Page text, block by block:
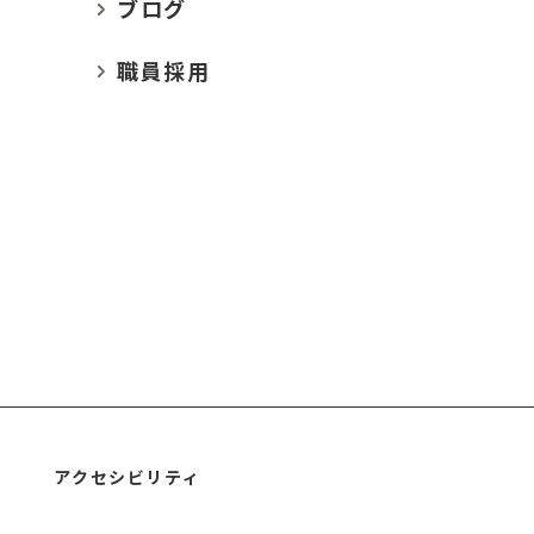
ブログ
職員採用
アクセシビリティ